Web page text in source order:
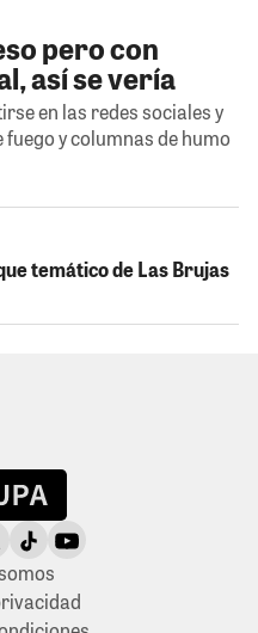
pero con
así se vería
en las redes sociales y
y columnas de humo
temático de Las Brujas